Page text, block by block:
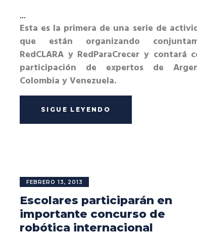
Esta es la primera de una serie de
que están organizando
RedCLARA y RedParaCrecer y contará
participación de expertos de
Colombia y Venezuela.
SIGUE LEYENDO
FEBRERO 13, 2013
Escolares participarán en
importante concurso de
robótica internacional